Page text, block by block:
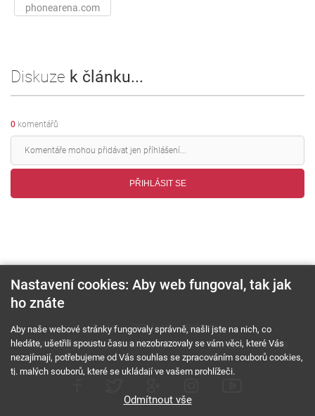
phonearena.com
Diskuze k článku...
0 komentářů
PŘIHLÁSIT SE
O nás RSS feed
Reklama
Podmínky použití a ochrana soukromí
Cookies Kariéra
Nastavení cookies: Aby web fungoval, tak jak
ho znáte
Aby naše webové stránky fungovaly správně, našli jste na nich, co
hledáte, ušetřili spoustu času a nezobrazovaly se vám věci, které Vás
nezajímají, potřebujeme od Vás souhlas se zpracováním souborů cookies,
tj. malých souborů, které se ukládají ve vašem prohlížeči.
Odmítnout vše